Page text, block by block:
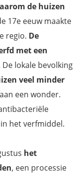
de huizen
17e eeuw maakte
regio. De
met een
De lokale bevolking
veel minder
een wonder.
het verfmiddel.
het
, een processie